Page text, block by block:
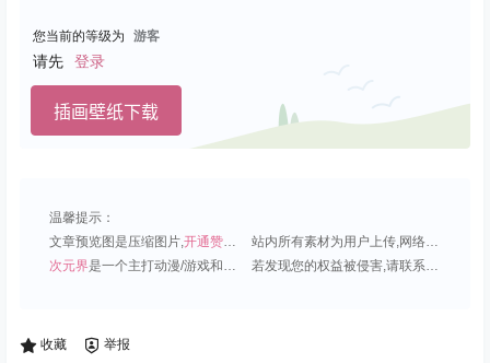
您当前的等级为 游客
请先 登录
插画壁纸下载
温馨提示：
文章预览图是压缩图片,开通赞助会员 可免费下载超清原图;
站内所有素材为用户上传,网络分享或原创,请勿用于商业用途;
次元界是一个主打动漫/游戏和虚拟偶像角色的插画壁纸平台; 若发现您的权益被侵害,请联系QQ1815919191,我们尽快处理.
收藏 举报